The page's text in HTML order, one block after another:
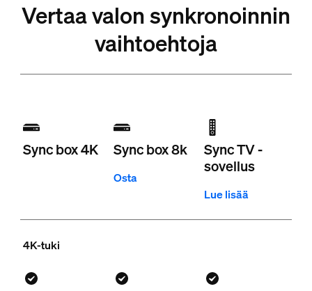
Vertaa valon synkronoinnin
vaihtoehtoja
Sync box 4K Sync box 8k
Osta
Sync TV -
sovellus
Lue lisää
4K-tuki